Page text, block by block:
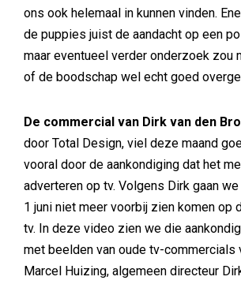
ons ook helemaal in kunnen vinden.
de puppies juist de aandacht op een
maar eventueel verder onderzoek zou
of de boodschap wel echt goed
De commercial van Dirk van den
door Total Design, viel deze maand
vooral door de aankondiging dat het
adverteren op tv. Volgens Dirk gaan
1 juni niet meer voorbij zien komen op
tv. In deze video zien we die
met beelden van oude tv-commercials
Marcel Huizing, algemeen directeur